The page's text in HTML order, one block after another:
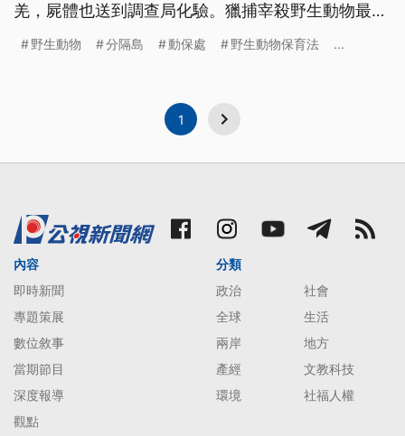
羌，屍體也送到調查局化驗。獵捕宰殺野生動物最重
野生動物 分隔島 動保處 野生動物保育法 ...
1
內容
即時新聞
專題策展
數位敘事
當期節目
深度報導
觀點
分類
政治
社會
全球
生活
兩岸
地方
產經
文教科技
環境
社福人權